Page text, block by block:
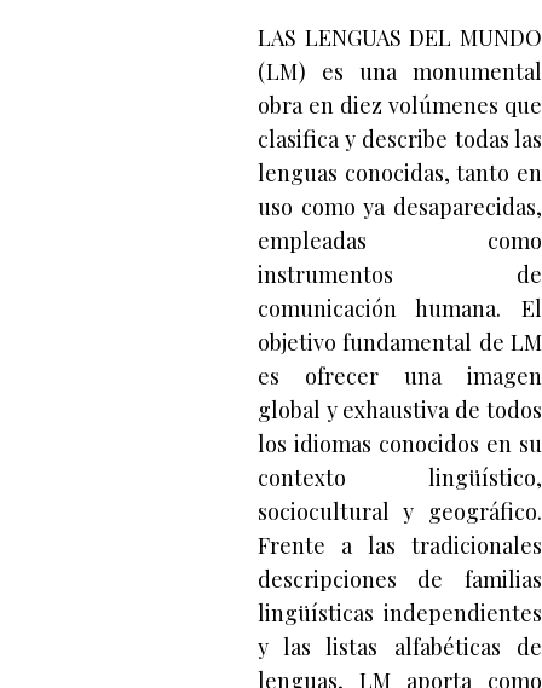
LAS LENGUAS DEL MUNDO
(LM) es una monumental
obra en diez volúmenes que
clasifica y describe todas las
lenguas conocidas, tanto en
uso como ya desaparecidas,
empleadas como
instrumentos de
comunicación humana. El
objetivo fundamental de LM
es ofrecer una imagen
global y exhaustiva de todos
los idiomas conocidos en su
contexto lingüístico,
sociocultural y geográfico.
Frente a las tradicionales
descripciones de familias
lingüísticas independientes
y las listas alfabéticas de
lenguas, LM aporta como